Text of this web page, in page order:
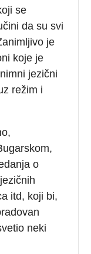
se
da su svi
je
koje je
jezični
režim i
o
itd, koji bi,
neki